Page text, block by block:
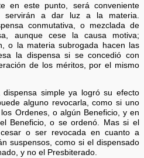
en este punto, será conveniente
servirán a dar luz a la materia.
conmutativa, o mezclada de
aunque cese la causa motiva;
o la materia subrogada hacen las
la dispensa si se concedió con
de los méritos, por el mismo
simple ya logró su efecto
alguno revocarla, como si uno
Ordenes, o algún Beneficio, y en
Beneficio, o se ordenó. Mas si el
o ser revocada en cuanto a
suspensos, como si el dispensado
y no el Presbiterado.